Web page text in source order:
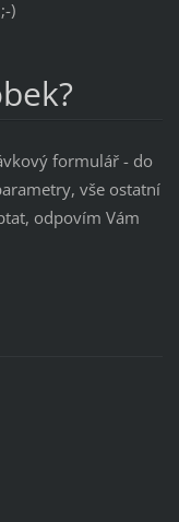
)
formulář - do
vše ostatní
odpovím Vám